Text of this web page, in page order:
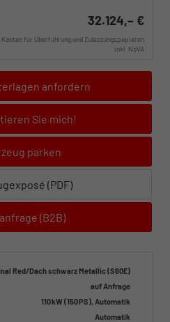
32.124,– €
für Überführung und Zulassungspapieren
inkl. NoVA
anfordern
Sie mich!
parken
(PDF)
(B2B)
Red/Dach schwarz Metallic (S60E)
auf Anfrage
110 kW (150 PS), Automatik
Automatik